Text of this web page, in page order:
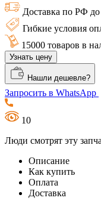
Доставка по РФ
Гибкие условия
15000 товаров в
Узнать цену
Нашли дешевле?
Запросить в WhatsApp
10
Люди смотрят эту
Описание
Как купить
Оплата
Доставка